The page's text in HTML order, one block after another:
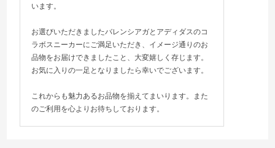
います。
お選びいただきましたバレンシアガとアディダスのコ
ラボスニーカーにご満足いただき、イメージ通りのお
品物をお届けできましたこと、大変嬉しく存じます。
お気に入りの一足となりましたら幸いでございます。
これからも魅力あるお品物を揃えてまいります。また
のご利用を心よりお待ちしております。